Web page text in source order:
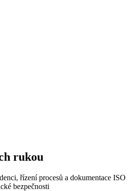
rukou
řízení procesů a dokumentace ISO
bezpečnosti